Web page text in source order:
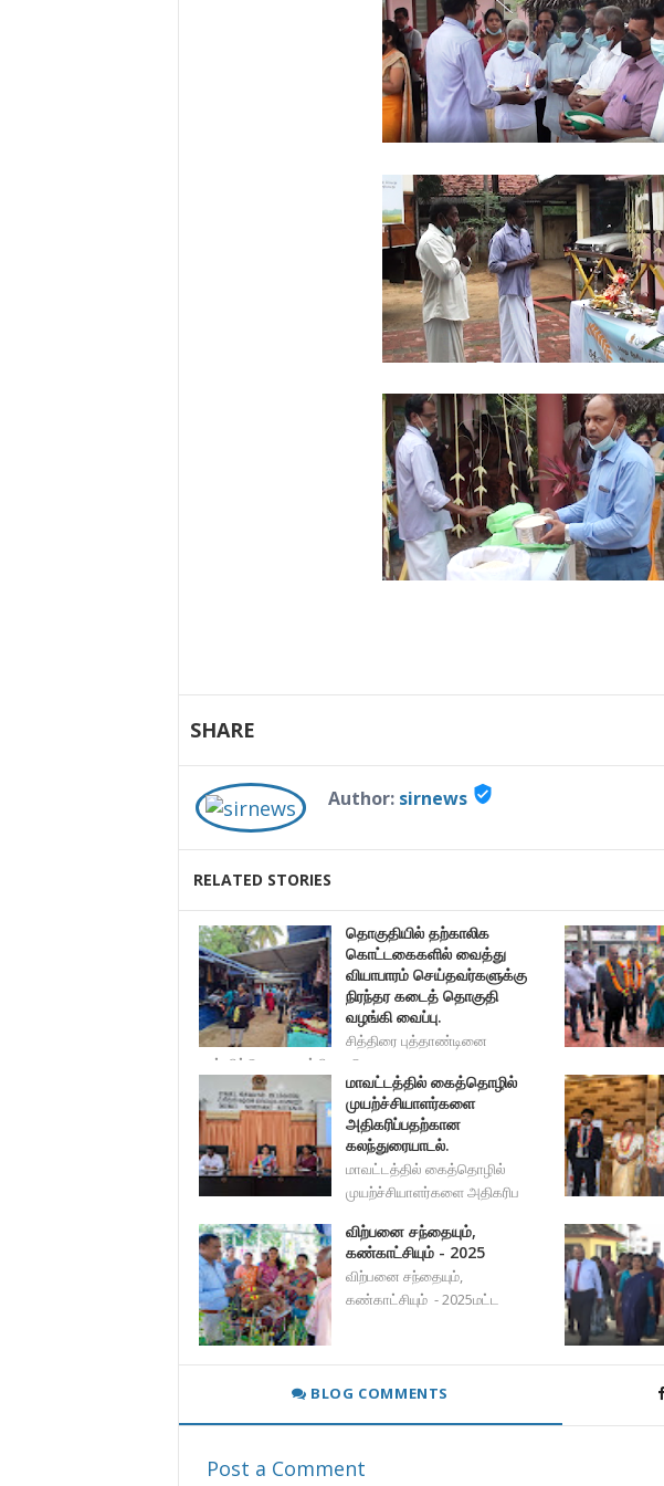
SHARE
Author: sirnews verified_user
RELATED STORIES
தொகுதியில் தற்காலிக
கொட்டகைகளில் வைத்து
வியாபாரம் செய்தவர்களுக்கு
நிரந்தர கடைத் தொகுதி
வழங்கி வைப்பு.
சித்திரை புத்தாண்டினை
முன்னிட்டு களுவாஞ்சிகுடி பொ
மாவட்டத்தில் கைத்தொழில்
முயற்ச்சியாளர்களை
அதிகரிப்பதற்கான
கலந்துரையாடல்.
மாவட்டத்தில் கைத்தொழில்
முயற்ச்சியாளர்களை அதிகரிப
விற்பனை சந்தையும்,
கண்காட்சியும் - 2025
விற்பனை சந்தையும்,
கண்காட்சியும் - 2025மட்ட
BLOG COMMENTS
Post a Comment